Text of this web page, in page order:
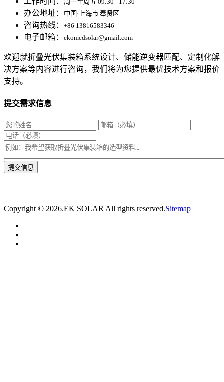
周一至周五 09:30 - 17:30
办公地址： 中国·上海市 奉贤区
咨询热线： +86 13816583346
电子邮箱： ekomedsolar@gmail.com
欢迎就折叠光伏集装箱系统设计、储能逆变器匹配、定制化解
决方案等内容进行咨询，我们将为您提供最优技术方案和报价
支持。
提交需求信息
Copyright © 2026.EK SOLAR All rights reserved.Sitemap